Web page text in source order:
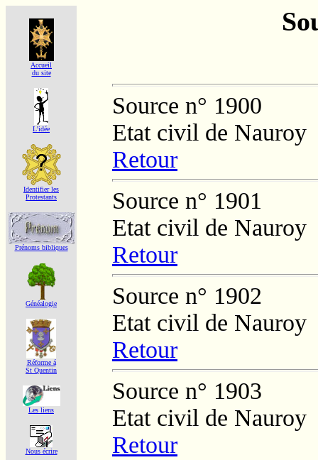
Accueil
du site
L'idée
Identifier les
Protestants
Prénoms bibliques
Généalogie
Réforme á
St Quentin
Les liens
Nous écrire
Source n° 1900
Etat civil de Nauroy
Retour
Source n° 1901
Etat civil de Nauroy
Retour
Source n° 1902
Etat civil de Nauroy
Retour
Source n° 1903
Etat civil de Nauroy
Retour